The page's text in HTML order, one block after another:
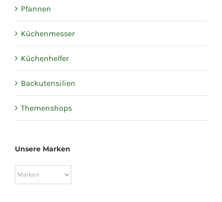
Pfannen
Küchenmesser
Küchenhelfer
Backutensilien
Themenshops
Unsere Marken